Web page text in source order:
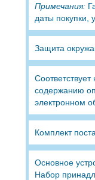
Примечания:
даты покупки,
Защита
содержанию
электронном
Комплект
Основное
Набор